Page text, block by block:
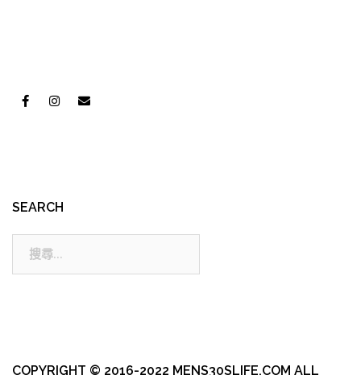
SEARCH
COPYRIGHT © 2016-2022 MENS30SLIFE.COM ALL